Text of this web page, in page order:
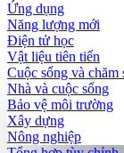
Ứng dụng
Năng lượng mới
Điện tử học
Vật liệu tiên tiến
Cuộc sống và chăm
Nhà và cuộc sống
Bảo vệ môi trường
Xây dựng
Nông nghiệp